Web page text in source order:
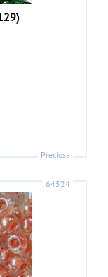
Preciosa
64524